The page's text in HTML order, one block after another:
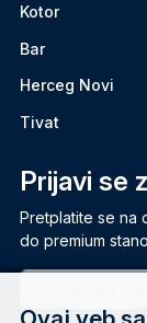
Kotor
Bar
Herceg Novi
Tivat
Prijavi se
Pretplatite se na
do premium